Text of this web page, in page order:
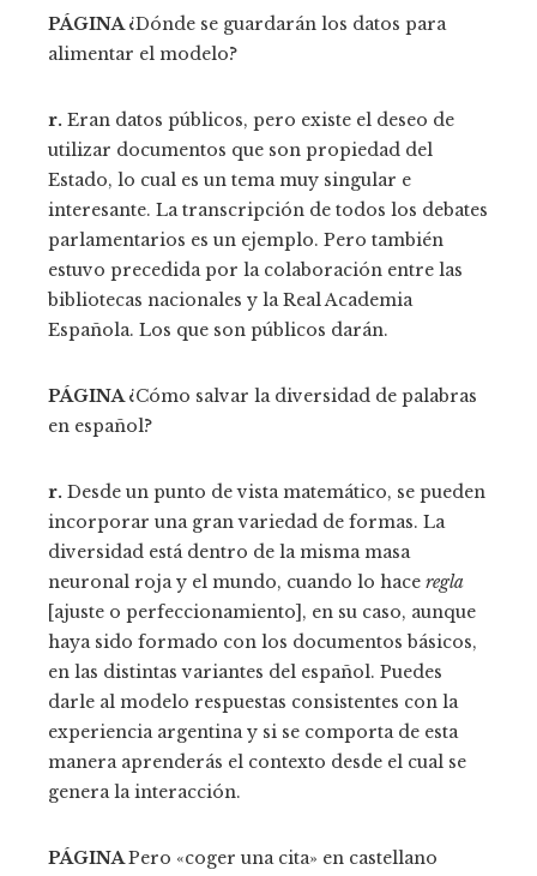
PÁGINA¿Dónde se guardarán los datos para
alimentar el modelo?
r. Eran datos públicos, pero existe el deseo de
utilizar documentos que son propiedad del
Estado, lo cual es un tema muy singular e
interesante. La transcripción de todos los debates
parlamentarios es un ejemplo. Pero también
estuvo precedida por la colaboración entre las
bibliotecas nacionales y la Real Academia
Española. Los que son públicos darán.
PÁGINA¿Cómo salvar la diversidad de palabras
en español?
r. Desde un punto de vista matemático, se pueden
incorporar una gran variedad de formas. La
diversidad está dentro de la misma masa
neuronal roja y el mundo, cuando lo hace regla
[ajuste o perfeccionamiento], en su caso, aunque
haya sido formado con los documentos básicos,
en las distintas variantes del español. Puedes
darle al modelo respuestas consistentes con la
experiencia argentina y si se comporta de esta
manera aprenderás el contexto desde el cual se
genera la interacción.
PÁGINAPero «coger una cita» en castellano